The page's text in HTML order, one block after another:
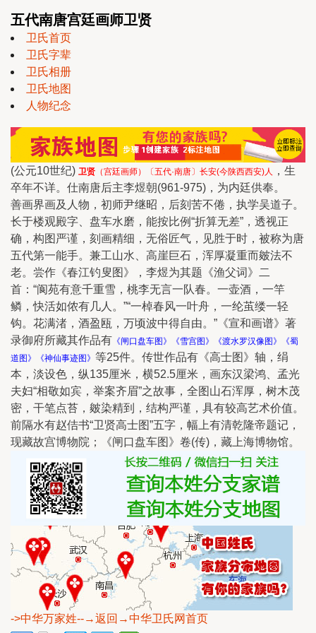
五代南唐宫廷画师卫贤
卫氏首页
卫氏字辈
卫氏相册
卫氏地图
人物纪念
(公元10世纪) 卫贤 （宫廷画师）〔五代·南唐〕长安(今陕西西安)人
，生
卒年不详。仕南唐后主李煜朝(961-975)，为内廷供奉。
善画界画及人物，初师尹继昭，后刻苦不倦，执学吴道子。
长于楼观殿字、盘车水磨，能按比例“折算无差”，透视正
确，构图严谨，刻画精细，无俗匠气，见胜于时，被称为唐
五代第一能手。兼工山水、高崖巨石，浑厚凝重而皴法不
老。尝作《春江钓叟图》，李煜为其题《渔父词》二
首：“阆苑有意千重雪，桃李无言一队春。一壶酒，一竿
鳞，快活如侬有几人。”“一棹春风一叶舟，一纶茧缕一轻
钩。花满渚，酒盈瓯，万顷波中得自由。”《宣和画谱》著
录御府所藏其作品有 《闸口盘车图》《雪宫图》《渡水罗汉像图》《蜀
道图》《神仙事迹图》 等25件。传世作品有《高士图》轴，绢
本，淡设色，纵135厘米，横52.5厘米，画东汉梁鸿、孟光
夫妇“相敬如宾，举案齐眉”之故事，全图山石浑厚，树木茂
密，干笔点苔，皴染精到，结构严谨，具有较高艺术价值。
前隔水有赵佶书“卫贤高士图”五字，幅上有清乾隆帝题记，
现藏故宫博物院；《闸口盘车图》卷(传)，藏上海博物馆。
->中华万家姓--→返回→中华卫氏网首页